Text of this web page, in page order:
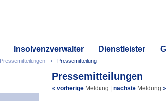
Insolvenzverwalter Dienstleister
Pressemitteilungen Pressemitteilung
Pressemitteilungen
« vorherige Meldung nächste Meldung »